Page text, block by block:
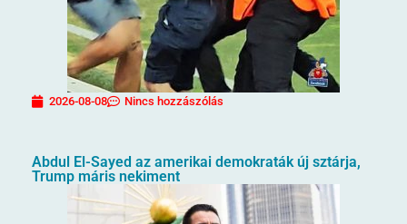
2026-08-08 Nincs hozzászólás
Abdul El-Sayed az amerikai demokraták új sztárja,
Trump máris nekiment